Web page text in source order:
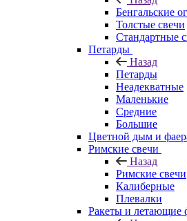
Бенгальские
Толстые свечи
Стандартные
Петарды
Назад
Петарды
Неадекватные
Маленькие
Средние
Большие
Цветной дым и
Римские свечи
Назад
Римские свечи
Калиберные
Плевалки
Ракеты и летающие